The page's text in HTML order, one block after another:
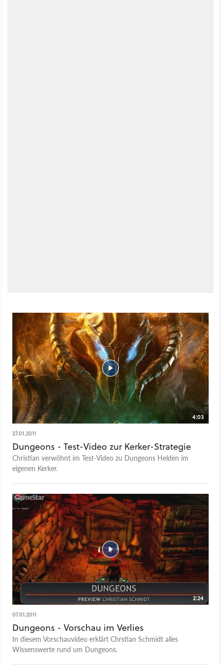
4:03
27.01.2011
Dungeons - Test-Video zur Kerker-Strategie
Christian verwöhnt im Test-Video zu Dungeons Helden im
eigenen Kerker.
2:24
07.01.2011
Dungeons - Vorschau im Verlies
In diesem Vorschauvideo erklärt Chrstian Schmidt alles
Wissenswerte rund um Dungeons.